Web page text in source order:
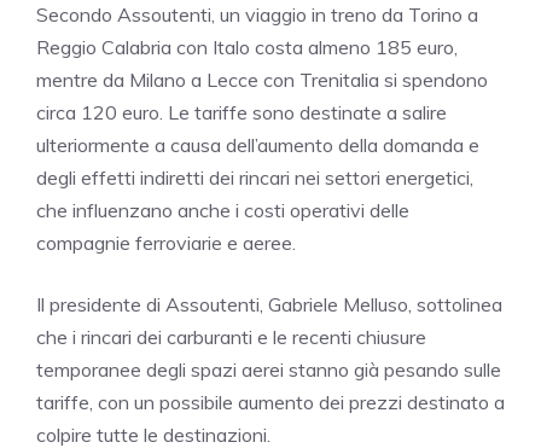
Secondo Assoutenti, un viaggio in treno da Torino a
Reggio Calabria con Italo costa almeno 185 euro,
mentre da Milano a Lecce con Trenitalia si spendono
circa 120 euro. Le tariffe sono destinate a salire
ulteriormente a causa dell’aumento della domanda e
degli effetti indiretti dei rincari nei settori energetici,
che influenzano anche i costi operativi delle
compagnie ferroviarie e aeree.
Il presidente di Assoutenti, Gabriele Melluso, sottolinea
che i rincari dei carburanti e le recenti chiusure
temporanee degli spazi aerei stanno già pesando sulle
tariffe, con un possibile aumento dei prezzi destinato a
colpire tutte le destinazioni.